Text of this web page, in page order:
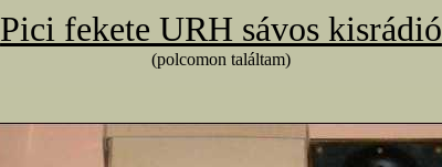
Pici fekete URH sávos kisrádió
(polcomon találtam)